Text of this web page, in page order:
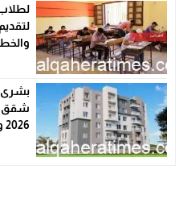
بشرى
2026 والأماكن والشروط